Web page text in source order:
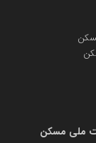
ملی مسکن